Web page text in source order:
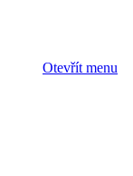
Otevřít menu